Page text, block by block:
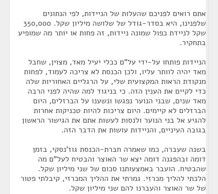
אתם רואים לפניכם שהעלות של הניידות, לפי הנתונים
שלפנינו, היא בסדר-גודל של שלושה מיליון שקל. 350,000
שקל לניידת כפול שמונה ניידות, זה פחות או יותר מה שמופיע
בתחקיר.
הניידות פותחו על-ידי על"ם ככלי יעיל מאד, מצוין, שחבל
מאד יהיה לוותר עליו, ולכן הכנסת לא צריכה לעמוד, לפחות
מנקודת הראות המקצועית שלי, על הרגליים האחוריות שלה
כדי לקיים את הענין הזה. כי בניגוד למה שהיה לפני הרבה
מאד שנים, שבני הנוער נפגשו ונשענו על הברזלים, היום
הברזלים לא קיימים. היום צריכות להיות טכניקות אחרות
להגיע אל בני הנוער ולנסות לעשות אתם את הגישור הראשון
בגובה העיניים, והניידות עושות את הדבר הזה.
בשנה שעברה, כמו שאמרה חברת-הכנסת גוז'נסקי, בזמן
דומה ובהפגנה דומה יצא שר האוצר והבטיח לעל"ם מה
שהבטיח. הועבר באמצעותנו סכום של שני מיליון שקל.
הלכתי להליך מכרזי. גמרתי את ההליך המכרזי, קיבלתי פטור
של שר האוצר והעברנו להם שני מיליון שקל.